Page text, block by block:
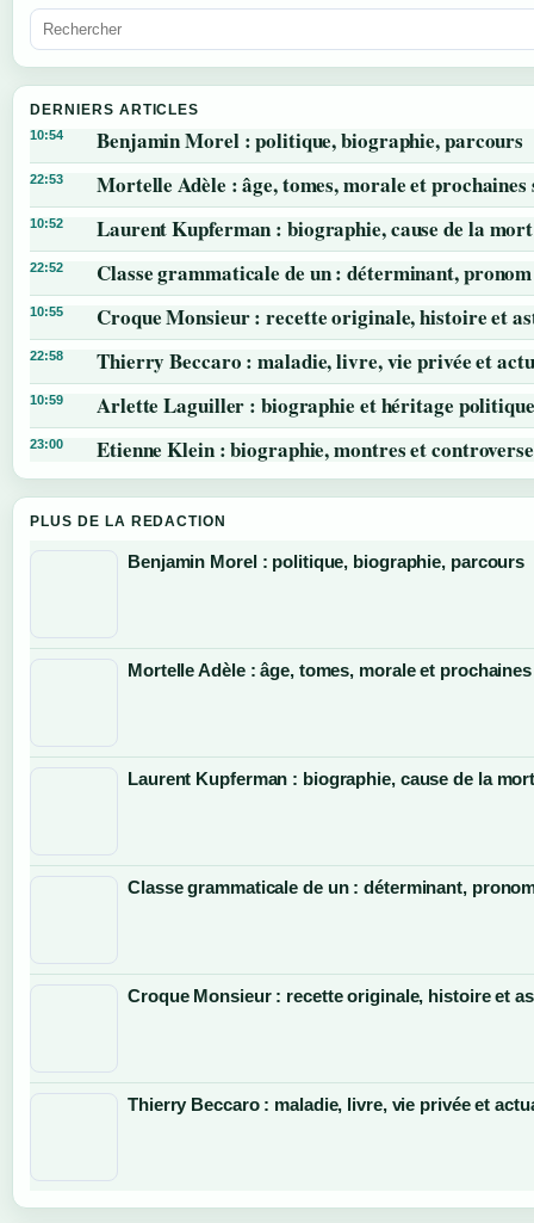
DERNIERS ARTICLES
10:54 Benjamin Morel : politique, biographie, parcours
22:53 Mortelle Adèle : âge, tomes, morale et prochaines
10:52 Laurent Kupferman : biographie, cause de la
22:52 Classe grammaticale de un : déterminant,
10:55 Croque Monsieur : recette originale, histoire et
22:58 Thierry Beccaro : maladie, livre, vie privée et
10:59 Arlette Laguiller : biographie et héritage politique
23:00 Etienne Klein : biographie, montres et
PLUS DE LA REDACTION
Benjamin Morel : politique, biographie, parcours
Mortelle Adèle : âge, tomes, morale et
Laurent Kupferman : biographie, cause de la
Classe grammaticale de un : déterminant,
Croque Monsieur : recette originale, histoire et
Thierry Beccaro : maladie, livre, vie privée et